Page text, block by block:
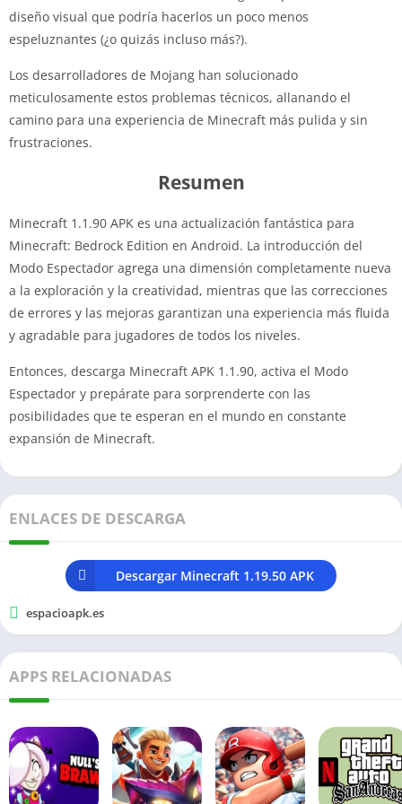
diseño visual que podría hacerlos un poco menos
espeluznantes (¿o quizás incluso más?).
Los desarrolladores de Mojang han solucionado
meticulosamente estos problemas técnicos, allanando el
camino para una experiencia de Minecraft más pulida y sin
frustraciones.
Resumen
Minecraft 1.1.90 APK es una actualización fantástica para
Minecraft: Bedrock Edition en Android. La introducción del
Modo Espectador agrega una dimensión completamente nueva
a la exploración y la creatividad, mientras que las correcciones
de errores y las mejoras garantizan una experiencia más fluida
y agradable para jugadores de todos los niveles.
Entonces, descarga Minecraft APK 1.1.90, activa el Modo
Espectador y prepárate para sorprenderte con las
posibilidades que te esperan en el mundo en constante
expansión de Minecraft.
ENLACES DE DESCARGA
Descargar Minecraft 1.19.50 APK
espacioapk.es
APPS RELACIONADAS